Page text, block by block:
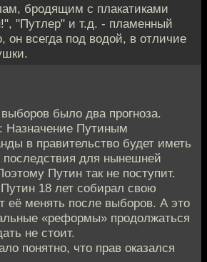
бродящим с плакатиками
"Путлер" и т.д. - пламенный
он всегда под водой, в отличие
было два прогноза.
Назначение Путиным
в правительство будет иметь
последствия для нынешней
Путин так не поступит.
18 лет собирал свою
её менять после выборов. А это
«реформы» продолжаться
не стоит.
понятно, что прав оказался